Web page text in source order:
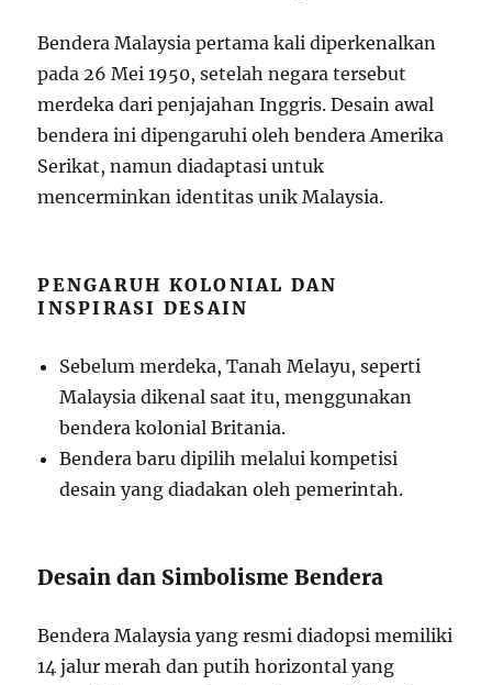
Bendera Malaysia pertama kali diperkenalkan
pada 26 Mei 1950, setelah negara tersebut
merdeka dari penjajahan Inggris. Desain awal
bendera ini dipengaruhi oleh bendera Amerika
Serikat, namun diadaptasi untuk
mencerminkan identitas unik Malaysia.
PENGARUH KOLONIAL DAN
INSPIRASI DESAIN
Sebelum merdeka, Tanah Melayu, seperti
Malaysia dikenal saat itu, menggunakan
bendera kolonial Britania.
Bendera baru dipilih melalui kompetisi
desain yang diadakan oleh pemerintah.
Desain dan Simbolisme Bendera
Bendera Malaysia yang resmi diadopsi memiliki
14 jalur merah dan putih horizontal yang